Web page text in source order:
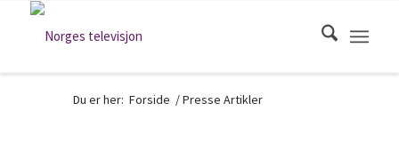
Du er her: Forside /Presse Artikler